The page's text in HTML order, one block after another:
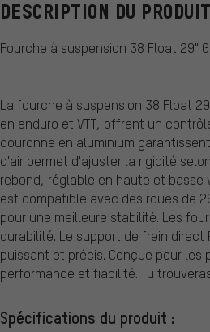
DESCRIPTION DU PRODUIT
Fourche à suspension 38 Float 29"
La fourche à suspension 38 Float
en enduro et VTT, offrant un
couronne en aluminium
d'air permet d'ajuster la rigidité
rebond, réglable en haute et
est compatible avec des roues de
pour une meilleure stabilité. Les
durabilité. Le support de frein direct
puissant et précis. Conçue pour
performance et fiabilité. Tu
Spécifications du produit :